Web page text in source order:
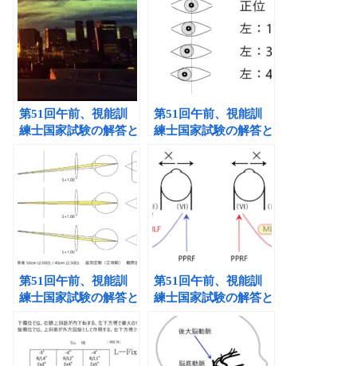
第51回午前、視能訓
練士国家試験の解答と
第51回午前、視能訓
練士国家試験の解答と
第51回午前、視能訓
練士国家試験の解答と
第51回午前、視能訓
練士国家試験の解答と
解説④